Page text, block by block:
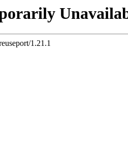
1.21.1